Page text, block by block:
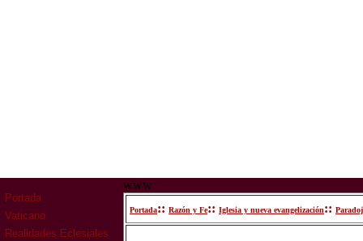
Portada
Vaticano
Realidades Eclesiales
www
Portada:: Razón y Fe:: Iglesia y nueva evangelización::